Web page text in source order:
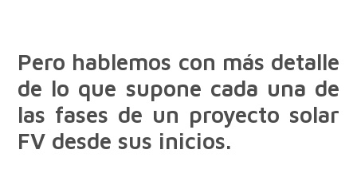
Pero hablemos con más detalle
de lo que supone cada una de
las fases de un proyecto solar
FV desde sus inicios.